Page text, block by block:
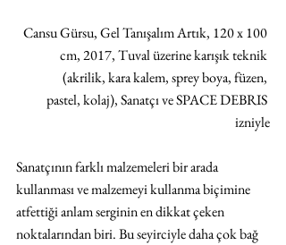
Cansu Gürsu, Gel Tanışalım Artık, 120 x 100
cm, 2017, Tuval üzerine karışık teknik
(akrilik, kara kalem, sprey boya, füzen,
pastel, kolaj), Sanatçı ve SPACE DEBRIS
izniyle
Sanatçının farklı malzemeleri bir arada
kullanması ve malzemeyi kullanma biçimine
atfettiği anlam serginin en dikkat çeken
noktalarından biri. Bu seyirciyle daha çok bağ